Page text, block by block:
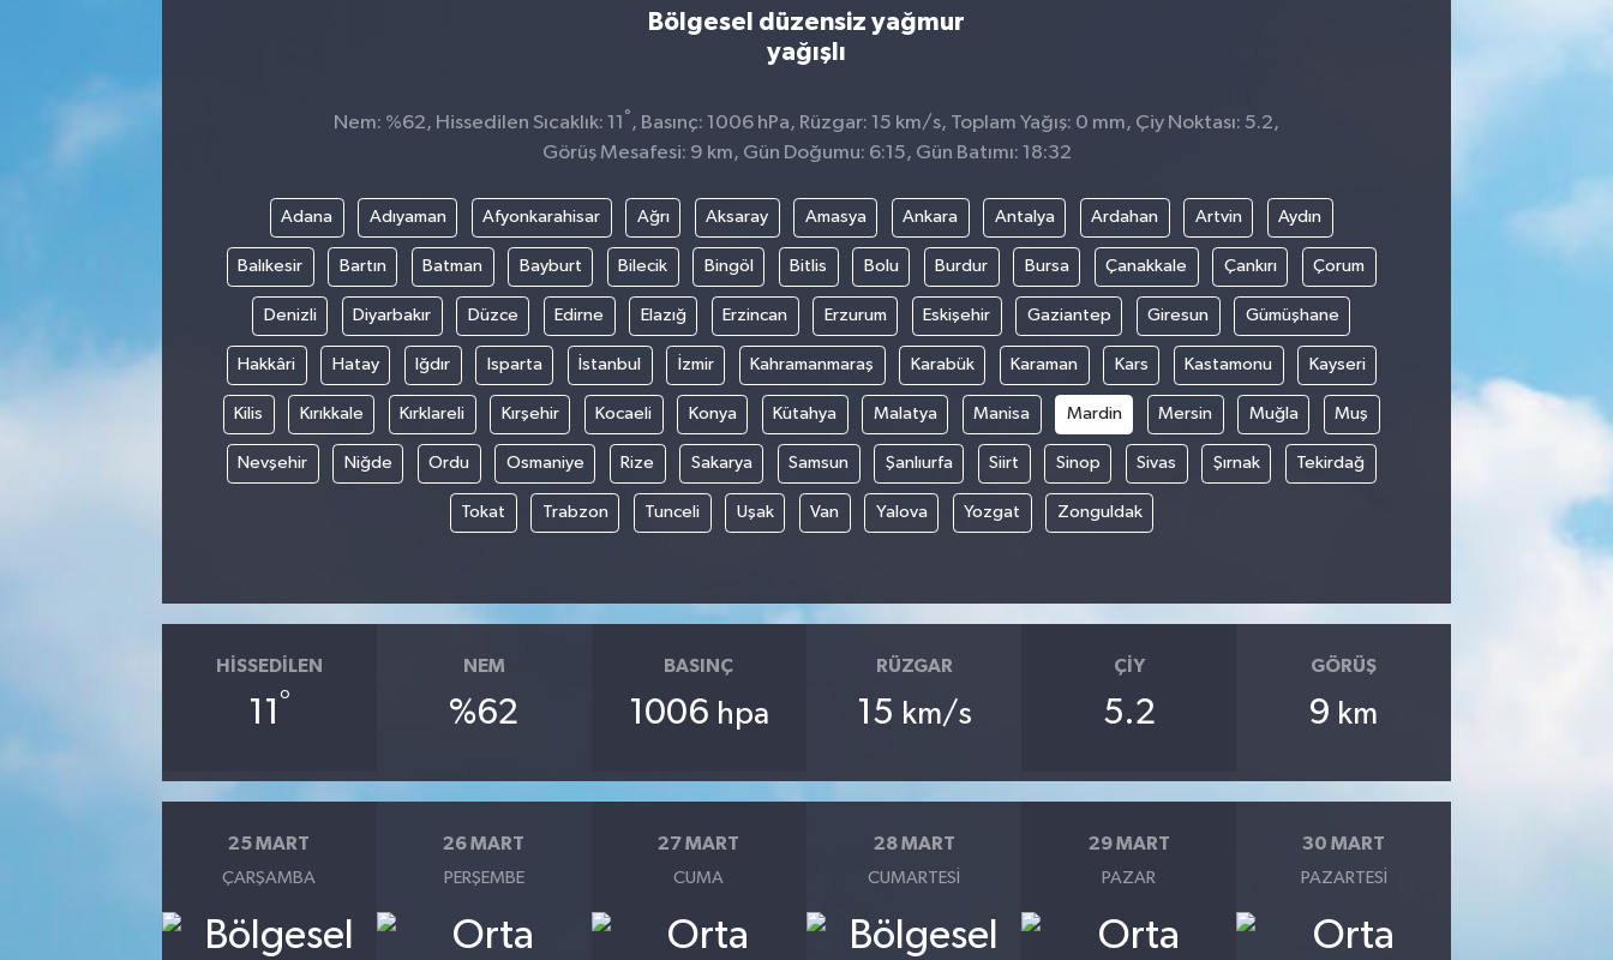
Bölgesel düzensiz yağmur
yağışlı
Nem: %62, Hissedilen Sıcaklık: 11 ° , Basınç: 1006 hPa, Rüzgar: 15 km/s, Toplam Yağış: 0 mm, Çiy Noktası: 5.2,
Görüş Mesafesi: 9 km, Gün Doğumu: 6:15, Gün Batımı: 18:32
Adana Adıyaman Afyonkarahisar Ağrı Aksaray Amasya Ankara Antalya Ardahan Artvin Aydın
Balıkesir Bartın Batman Bayburt Bilecik Bingöl Bitlis Bolu Burdur Bursa Çanakkale Çankırı Çorum
Denizli Diyarbakır Düzce Edirne Elazığ Erzincan Erzurum Eskişehir Gaziantep Giresun Gümüşhane
Hakkâri Hatay Iğdır Isparta İstanbul İzmir Kahramanmaraş Karabük Karaman Kars Kastamonu Kayseri
Kilis Kırıkkale Kırklareli Kırşehir Kocaeli Konya Kütahya Malatya Manisa Mardin Mersin Muğla Muş
Nevşehir Niğde Ordu Osmaniye Rize Sakarya Samsun Şanlıurfa Siirt Sinop Sivas Şırnak Tekirdağ
Tokat Trabzon Tunceli Uşak Van Yalova Yozgat Zonguldak
HISSEDILEN
11°
NEM
%62
BASINÇ
1006 hpa
RÜZGAR
15 km/s
ÇIY
5.2
GÖRÜŞ
9 km
25 MART
ÇARŞAMBA
26 MART
PERŞEMBE
27 MART
CUMA
28 MART
CUMARTESI
29 MART
PAZAR
30 MART
PAZARTESI
Spor